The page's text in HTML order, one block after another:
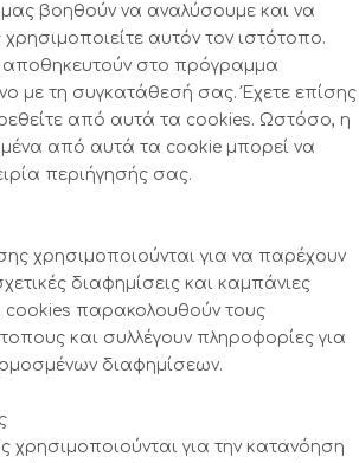
βοηθούν να αναλύσουμε και να
αυτόν τον ιστότοπο.
στο πρόγραμμα
με τη συγκατάθεσή σας. Έχετε επίσης
από αυτά τα cookies. Ωστόσο, η
από αυτά τα cookie μπορεί να
περιήγησής σας.
χρησιμοποιούνται για να παρέχουν
διαφημίσεις και καμπάνιες
cookies παρακολουθούν τους
και συλλέγουν πληροφορίες για
διαφημίσεων.
χρησιμοποιούνται για την κατανόηση